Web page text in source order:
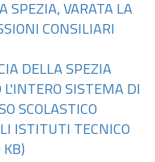
SPEZIA, VARATA LA
CONSILIARI
DELLA SPEZIA
SISTEMA DI
SCOLASTICO
ISTITUTI TECNICO